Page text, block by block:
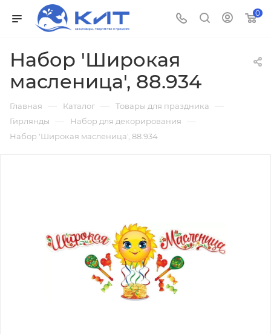
0
Набор 'Широкая
масленица', 88.934
Главная — Каталог — Товары для праздника —
Гирлянды — Набор для декорирования —
Набор 'Широкая масленица', 88.934